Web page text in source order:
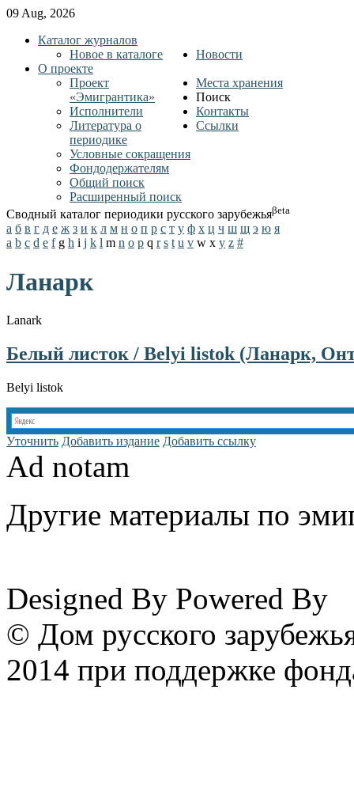
09 Aug, 2026
Каталог журналов
Новое в каталоге
Новости
О проекте
Проект
«Эмигрантика»
Исполнители
Литература о
периодике
Условные сокращения
Фондодержателям
Места хранения
Поиск
Общий поиск
Расширенный поиск
Контакты
Ссылки
Сводный каталог периодики русского зарубежьяβeta
а б в г д е ж з и к л м н о п р с т у ф х ц ч ш щ э ю я
a b c d e f g h i j k l m n o p q r s t u v w x y z #
Ланарк
Lanark
Белый листок / Belyi listok (Ланарк,
Belyi listok
Уточнить Добавить издание Добавить ссылку
Ad notam
Другие материалы по
Designed By Powered By
© Дом русского
2014 при поддержке